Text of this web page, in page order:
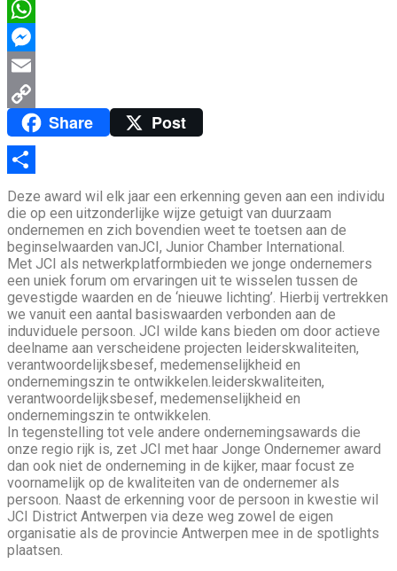
Twitter
WhatsApp
Messenger
Email
Copy
Link
Share Post
Delen
Deze award wil elk jaar een erkenning geven aan een individu
die op een uitzonderlijke wijze getuigt van duurzaam
ondernemen en zich bovendien weet te toetsen aan de
beginselwaarden vanJCI, Junior Chamber International.
Met JCI als netwerkplatformbieden we jonge ondernemers
een uniek forum om ervaringen uit te wisselen tussen de
gevestigde waarden en de ‘nieuwe lichting’. Hierbij vertrekken
we vanuit een aantal basiswaarden verbonden aan de
induviduele persoon. JCI wilde kans bieden om door actieve
deelname aan verscheidene projecten leiderskwaliteiten,
verantwoordelijksbesef, medemenselijkheid en
ondernemingszin te ontwikkelen.leiderskwaliteiten,
verantwoordelijksbesef, medemenselijkheid en
ondernemingszin te ontwikkelen.
In tegenstelling tot vele andere ondernemingsawards die
onze regio rijk is, zet JCI met haar Jonge Ondernemer award
dan ook niet de onderneming in de kijker, maar focust ze
voornamelijk op de kwaliteiten van de ondernemer als
persoon. Naast de erkenning voor de persoon in kwestie wil
JCI District Antwerpen via deze weg zowel de eigen
organisatie als de provincie Antwerpen mee in de spotlights
plaatsen.